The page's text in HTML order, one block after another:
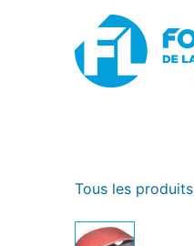
Tous les produits